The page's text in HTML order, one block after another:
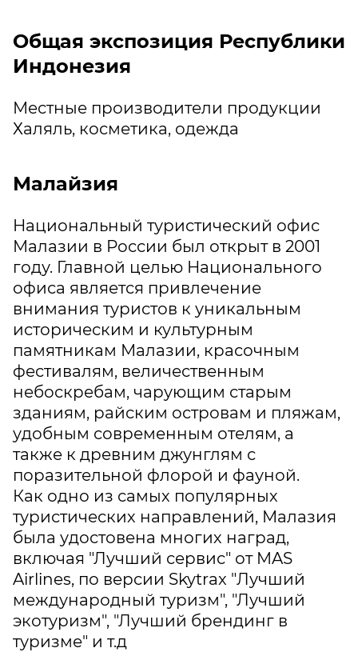
Общая экспозиция Республики
Индонезия
Местные производители продукции
Халяль, косметика, одежда
Малайзия
Национальный туристический офис
Малазии в России был открыт в 2001
году. Главной целью Национального
офиса является привлечение
внимания туристов к уникальным
историческим и культурным
памятникам Малазии, красочным
фестивалям, величественным
небоскребам, чарующим старым
зданиям, райским островам и пляжам,
удобным современным отелям, а
также к древним джунглям с
поразительной флорой и фауной.
Как одно из самых популярных
туристических направлений, Малазия
была удостовена многих наград,
включая "Лучший сервис" от MAS
Airlines, по версии Skytrax "Лучший
международный туризм", "Лучший
экотуризм", "Лучший брендинг в
туризме" и т.д